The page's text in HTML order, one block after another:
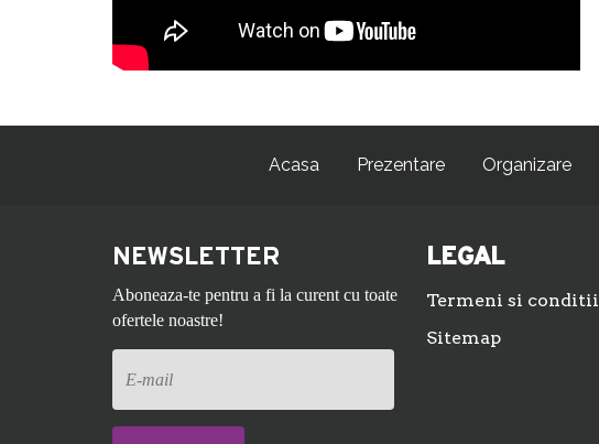
Acasa Prezentare Organizare
NEWSLETTER
Aboneaza-te pentru a fi la curent cu toate
ofertele noastre!
LEGAL
Termeni si conditii
Sitemap